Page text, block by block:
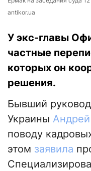
antikor.ua
У экс-главы
частные
которых он
решения.
Бывший
Украины
поводу
этом заявила